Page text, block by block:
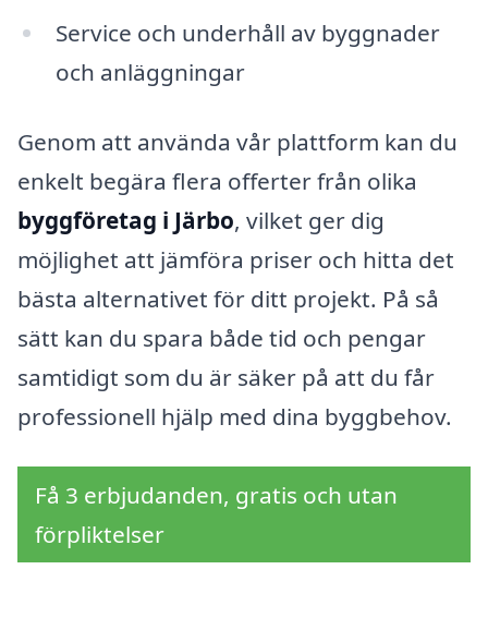
Service och underhåll av byggnader
och anläggningar
Genom att använda vår plattform kan du
enkelt begära flera offerter från olika
byggföretag i Järbo, vilket ger dig
möjlighet att jämföra priser och hitta det
bästa alternativet för ditt projekt. På så
sätt kan du spara både tid och pengar
samtidigt som du är säker på att du får
professionell hjälp med dina byggbehov.
Få 3 erbjudanden, gratis och utan
förpliktelser